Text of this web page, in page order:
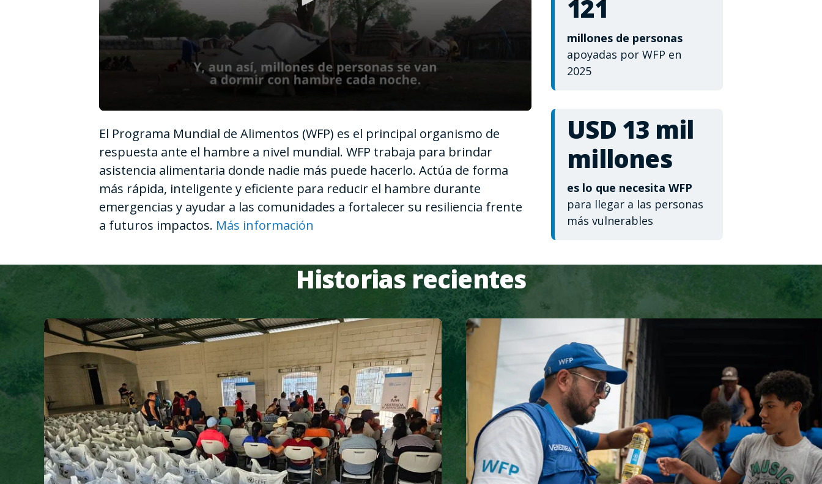
of
minute,
secondsVolume
90%
El Programa Mundial de Alimentos (WFP) es el principal organismo de
respuesta ante el hambre a nivel mundial. WFP trabaja para brindar
asistencia alimentaria donde nadie más puede hacerlo. Actúa de forma
más rápida, inteligente y eficiente para reducir el hambre durante
emergencias y ayudar a las comunidades a fortalecer su resiliencia frente
a futuros impactos. Más información
121
millones de personas
apoyadas por WFP en
2025
USD 13 mil
millones
es lo que necesita WFP
para llegar a las personas
más vulnerables
Historias recientes